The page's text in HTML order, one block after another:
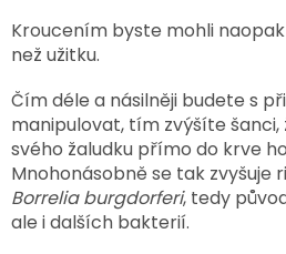
Kroucením byste mohli
než užitku.
Čím déle a násilněji budete s
manipulovat, tím zvýšíte
svého žaludku přímo do krve
Mnohonásobně se tak zvyšuje
Borrelia burgdorferi, tedy
ale i dalších bakterií.